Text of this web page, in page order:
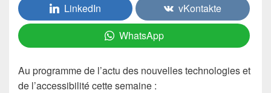
LinkedIn
vKontakte
WhatsApp
Au programme de l’actu des nouvelles technologies et
de l’accessibilité cette semaine :